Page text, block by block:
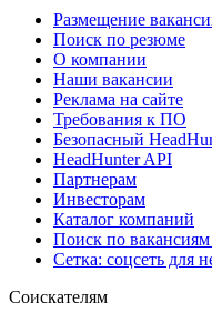
Размещение
Поиск по резюме
О компании
Наши вакансии
Реклама на сайте
Требования к ПО
Безопасный
HeadHunter API
Партнерам
Инвесторам
Каталог компаний
Поиск по
Сетка: соцсеть для
Соискателям